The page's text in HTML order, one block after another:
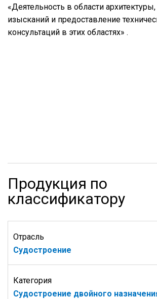
«Деятельность в области
изысканий и предоставление
консультаций в этих областях» .
Продукция по
классификатору
Отрасль
Судостроение
Категория
Судостроение двойного